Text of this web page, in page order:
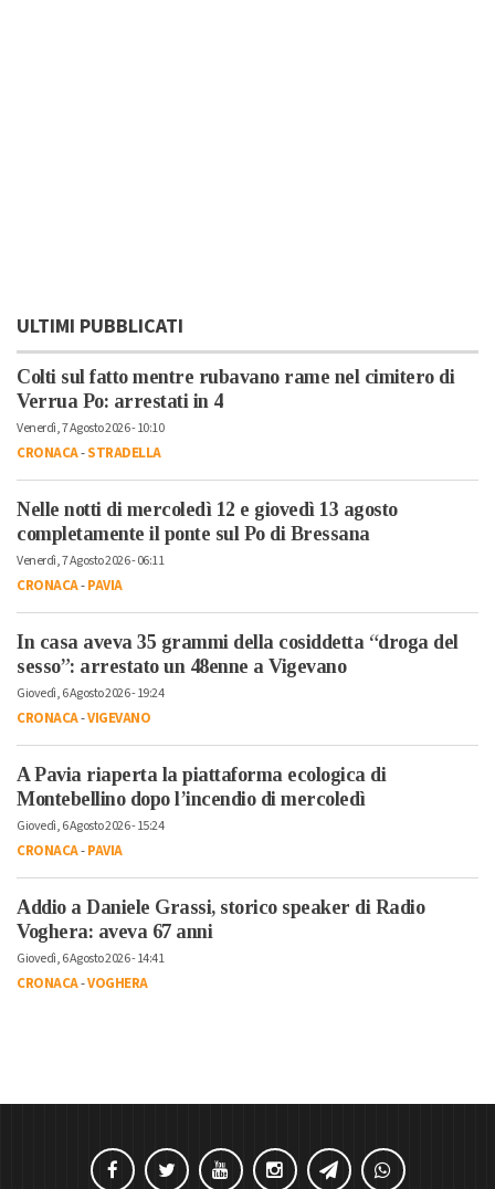
ULTIMI PUBBLICATI
Colti sul fatto mentre rubavano rame nel cimitero di
Verrua Po: arrestati in 4
Venerdì, 7 Agosto 2026 - 10:10
CRONACA-STRADELLA
Nelle notti di mercoledì 12 e giovedì 13 agosto
completamente il ponte sul Po di Bressana
Venerdì, 7 Agosto 2026 - 06:11
CRONACA-PAVIA
In casa aveva 35 grammi della cosiddetta “droga del
sesso”: arrestato un 48enne a Vigevano
Giovedì, 6 Agosto 2026 - 19:24
CRONACA-VIGEVANO
A Pavia riaperta la piattaforma ecologica di
Montebellino dopo l’incendio di mercoledì
Giovedì, 6 Agosto 2026 - 15:24
CRONACA-PAVIA
Addio a Daniele Grassi, storico speaker di Radio
Voghera: aveva 67 anni
Giovedì, 6 Agosto 2026 - 14:41
CRONACA-VOGHERA